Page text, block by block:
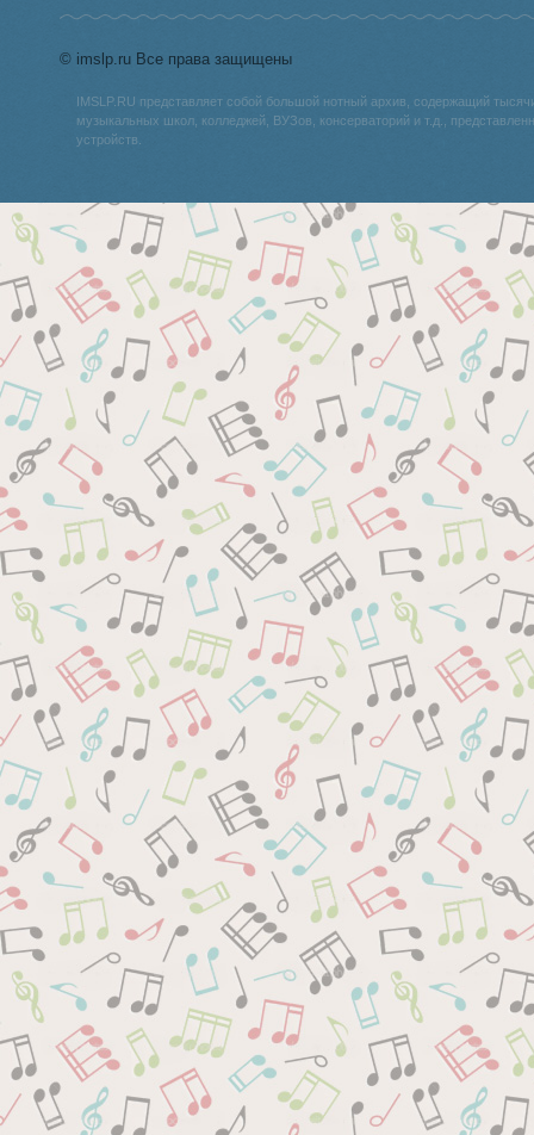
© imslp.ru Все права защищены
IMSLP.RU представляет собой большой нотный архив, содержащий
музыкальных школ, колледжей, ВУЗов, консерваторий и т.д.,
устройств.